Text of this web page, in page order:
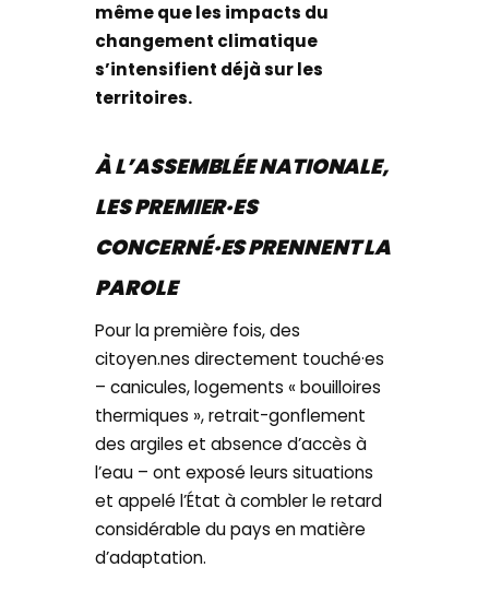
même que les impacts du
changement climatique
s’intensifient déjà sur les
territoires.
À L’ASSEMBLÉE NATIONALE,
LES PREMIER·ES
CONCERNÉ·ES PRENNENT LA
PAROLE
Pour la première fois, des
citoyen.nes directement touché·es
– canicules, logements « bouilloires
thermiques », retrait-gonflement
des argiles et absence d’accès à
l’eau – ont exposé leurs situations
et appelé l’État à combler le retard
considérable du pays en matière
d’adaptation.